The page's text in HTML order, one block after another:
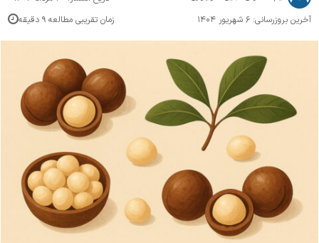
آخرین بروزرسانی: ۶ شهریور ۱۴۰۴
زمان تقریبی مطالعه ۹ دقیقه